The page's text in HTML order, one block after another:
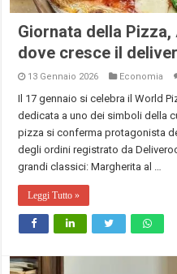
Giornata della
dove cresce il
13 Gennaio 2026 Economia
Il 17 gennaio si celebra il World
dedicata a uno dei simboli della
pizza si conferma protagonista
degli ordini registrato da
grandi classici: Margherita al …
Leggi Tutto »